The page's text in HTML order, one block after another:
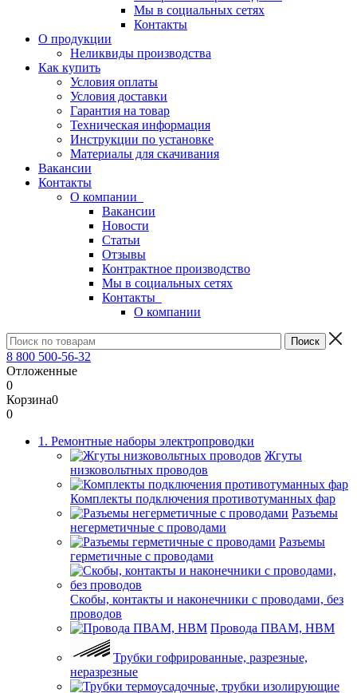
Мы в социальных сетях
Контакты
О продукции
Неликвиды производства
Как купить
Условия оплаты
Условия доставки
Гарантия на товар
Техническая информация
Инструкции по установке
Материалы для скачивания
Вакансии
Контакты
О компании
Вакансии
Новости
Статьи
Отзывы
Контрактное производство
Мы в социальных сетях
Контакты
О компании
8 800 500-56-32
Отложенные
0
Корзина0
0
1. Ремонтные наборы электропроводки
Жгуты
низковольтных проводов
Комплекты подключения противотуманных фар
Разъемы
негерметичные с проводами
Разъемы
герметичные с проводами
Скобы, контакты и наконечники с проводами, без
проводов
Провода ПВАМ, НВМ
Трубки гофрированные, разрезные,
неразрезные